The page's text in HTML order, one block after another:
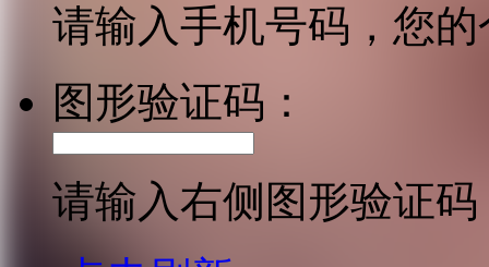
请输入手机号码，您
图形验证码：
请输入右侧图形验证码